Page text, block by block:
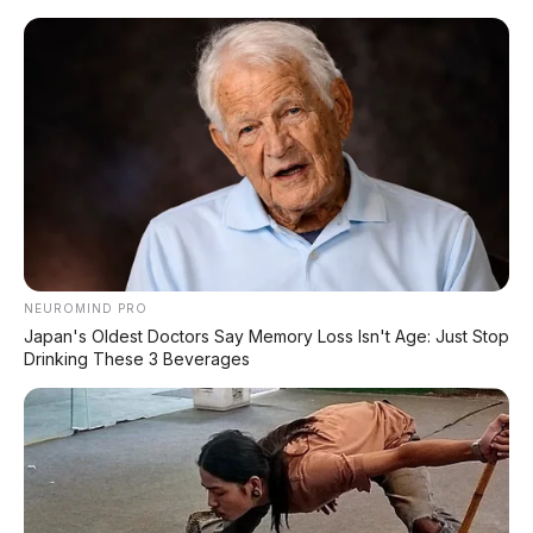
Automatic»Bensin»Brio»Diatas 100Jt
putih»
Honda Brio E 1.2 AT 2023 Si Putih Lincah
Andalan Warga Bekasi
NEUROMIND PRO
Japan's Oldest Doctors Say Memory Loss Isn't Age: Just Stop
Drinking These 3 Beverages